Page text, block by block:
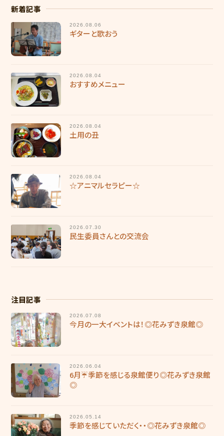
デイサービスセンター野の花
ヘルパーステーション やわらぎ
地域包括支援センター 和地
キッズホームてんとうむし
てんとうむし東山保育園
採用情報
慶成会で働きたい方へ
新卒求人情報
輝き★職員インタビュー
採用エントリー
福利厚生
働く環境
施設ブログ
新着記事
2026.08.06
ギターと歌おう
2026.08.04
おすすめメニュー
2026.08.04
土用の丑
2026.08.04
☆アニマルセラピー☆
2026.07.30
民生委員さんとの交流会
注目記事
2026.07.08
今月の一大イベントは！◎花みずき泉館◎
2026.06.04
6月☔季節を感じる泉館便り◎花みずき泉館
◎
2026.05.14
季節を感じていただく・・◎花みずき泉館◎